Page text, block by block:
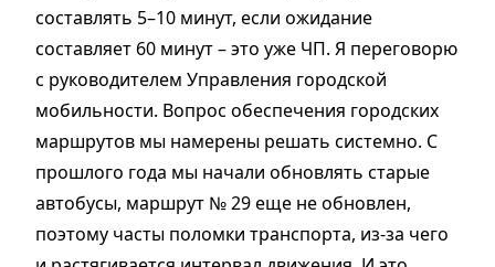
составлять 5–10 минут, если ожидание
составляет 60 минут – это уже ЧП. Я переговорю
с руководителем Управления городской
мобильности. Вопрос обеспечения городских
маршрутов мы намерены решать системно. С
прошлого года мы начали обновлять старые
автобусы, маршрут № 29 еще не обновлен,
поэтому часты поломки транспорта, из-за чего